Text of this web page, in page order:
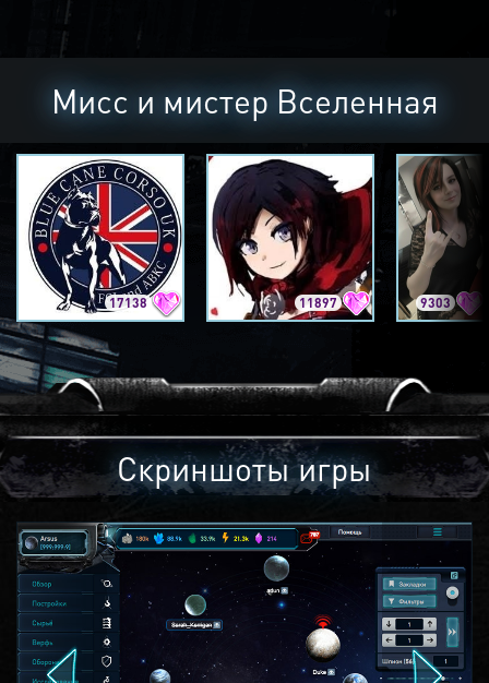
Мисс и мистер Вселенная
17138 11897 9303
Скриншоты игры